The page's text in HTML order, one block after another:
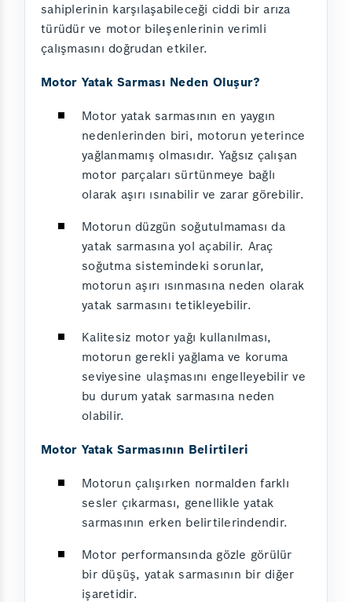
sahiplerinin karşılaşabileceği ciddi bir arıza
türüdür ve motor bileşenlerinin verimli
çalışmasını doğrudan etkiler.
Motor Yatak Sarması Neden Oluşur?
Motor yatak sarmasının en yaygın
nedenlerinden biri, motorun yeterince
yağlanmamış olmasıdır. Yağsız çalışan
motor parçaları sürtünmeye bağlı
olarak aşırı ısınabilir ve zarar görebilir.
Motorun düzgün soğutulmaması da
yatak sarmasına yol açabilir. Araç
soğutma sistemindeki sorunlar,
motorun aşırı ısınmasına neden olarak
yatak sarmasını tetikleyebilir.
Kalitesiz motor yağı kullanılması,
motorun gerekli yağlama ve koruma
seviyesine ulaşmasını engelleyebilir ve
bu durum yatak sarmasına neden
olabilir.
Motor Yatak Sarmasının Belirtileri
Motorun çalışırken normalden farklı
sesler çıkarması, genellikle yatak
sarmasının erken belirtilerindendir.
Motor performansında gözle görülür
bir düşüş, yatak sarmasının bir diğer
işaretidir.